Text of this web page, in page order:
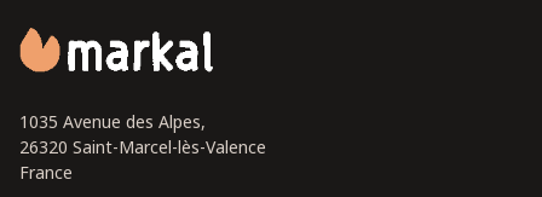
1035 Avenue des Alpes,
26320 Saint-Marcel-lès-Valence
France